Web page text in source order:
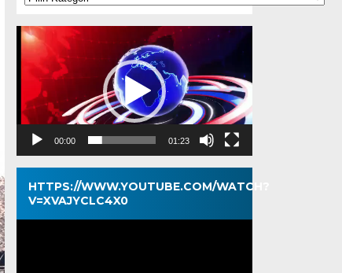
Pemutar
Video
00:00 01:23
HTTPS://WWW.YOUTUBE.COM/WATCH?
V=XVAJYCLC4X0
Pemutar